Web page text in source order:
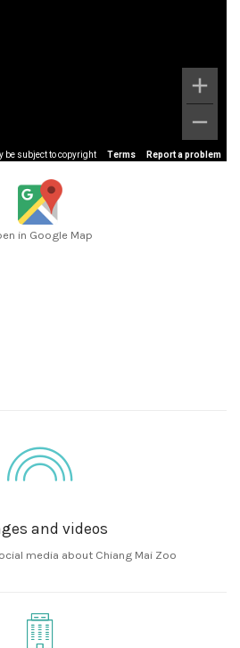
be subject to copyright Terms Report a problem
in Google Map
and videos
media about Chiang Mai Zoo